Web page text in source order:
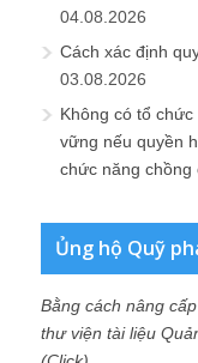
04.08.2026
Cách xác định
03.08.2026
Không có tổ
vững nếu quyền
chức năng chồng
Ủng hộ Quỹ
Bằng cách nâng
thư viện tài liệu